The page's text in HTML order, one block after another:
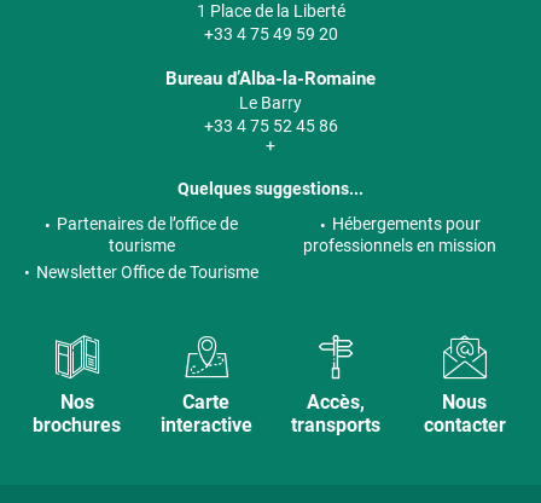
1 Place de la Liberté
+33 4 75 49 59 20
Bureau d’Alba-la-Romaine
Le Barry
+33 4 75 52 45 86
+
Quelques suggestions...
Partenaires de l’office de
tourisme
Hébergements pour
professionnels en mission
Newsletter Office de Tourisme
Nos
brochures
Carte
interactive
Accès,
transports
Nous
contacter